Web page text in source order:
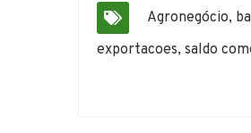
Agronegócio,
exportacoes, saldo